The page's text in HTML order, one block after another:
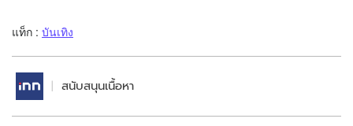
แท็ก : บันเทิง
สนับสนุนเนื้อหา